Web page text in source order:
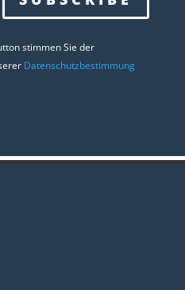
stimmen Sie der
Datenschutzbestimmung